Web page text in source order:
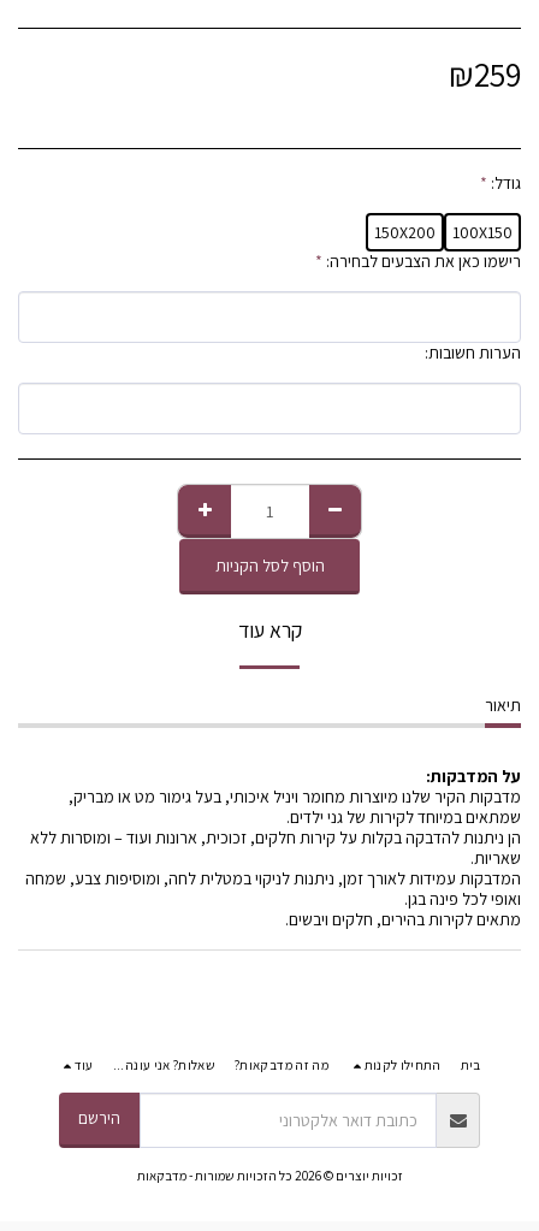
₪259
גודל: *
100X150
150X200
רישמו כאן את הצבעים לבחירה: *
הערות חשובות:
הוסף לסל הקניות
קרא עוד
תיאור
על המדבקות:
מדבקות הקיר שלנו מיוצרות מחומר ויניל איכותי, בעל גימור מט או מבריק,
שמתאים במיוחד לקירות של גני ילדים.
הן ניתנות להדבקה בקלות על קירות חלקים, זכוכית, ארונות ועוד – ומוסרות ללא
שאריות.
המדבקות עמידות לאורך זמן, ניתנות לניקוי במטלית לחה, ומוסיפות צבע, שמחה
ואופי לכל פינה בגן.
מתאים לקירות בהירים, חלקים ויבשים.
בית התחילו לקנות מה זה מדבקאות? שאלות? אני עונה... עוד
הירשם
זכויות יוצרים © 2026 כל הזכויות שמורות - מדבקאות